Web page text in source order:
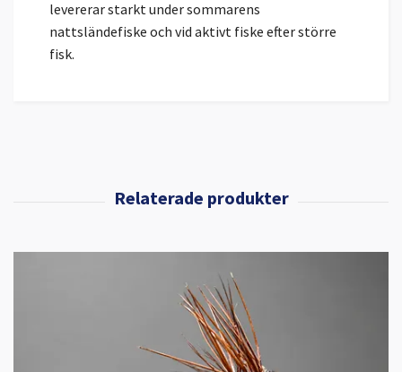
levererar starkt under sommarens
nattsländefiske och vid aktivt fiske efter större
fisk.